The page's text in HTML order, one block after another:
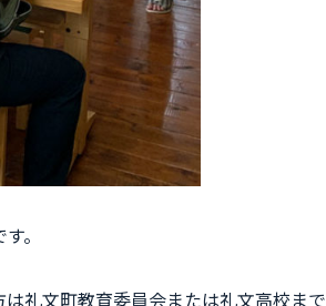
。
礼文町教育委員会または礼文高校まで